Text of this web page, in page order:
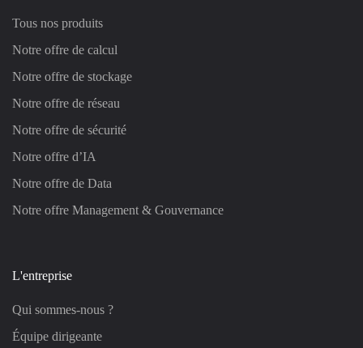
Tous nos produits
Notre offre de calcul
Notre offre de stockage
Notre offre de réseau
Notre offre de sécurité
Notre offre d’IA
Notre offre de Data
Notre offre Management & Gouvernance
L'entreprise
Qui sommes-nous ?
Équipe dirigeante